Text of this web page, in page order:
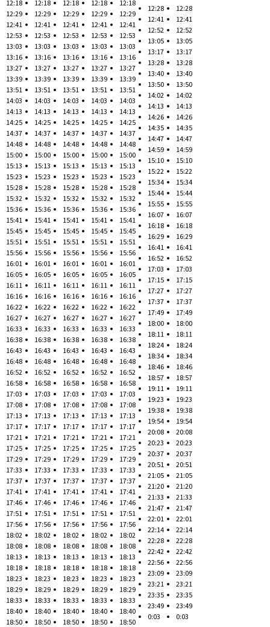
12:18
12:29
12:41
12:53
13:03
13:16
13:27
13:39
13:51
14:03
14:13
14:25
14:37
14:48
15:00
15:13
15:23
15:28
15:32
15:36
15:41
15:45
15:51
15:56
16:01
16:05
16:11
16:16
16:22
16:27
16:33
16:38
16:43
16:48
16:52
16:58
17:03
17:08
17:13
17:17
17:21
17:25
17:29
17:33
17:37
17:41
17:46
17:51
17:56
18:02
18:08
18:13
18:18
18:23
18:29
18:33
18:40
18:50
12:18
12:29
12:41
12:53
13:03
13:16
13:27
13:39
13:51
14:03
14:13
14:25
14:37
14:48
15:00
15:13
15:23
15:28
15:32
15:36
15:41
15:45
15:51
15:56
16:01
16:05
16:11
16:16
16:22
16:27
16:33
16:38
16:43
16:48
16:52
16:58
17:03
17:08
17:13
17:17
17:21
17:25
17:29
17:33
17:37
17:41
17:46
17:51
17:56
18:02
18:08
18:13
18:18
18:23
18:29
18:33
18:40
18:50
12:18
12:29
12:41
12:53
13:03
13:16
13:27
13:39
13:51
14:03
14:13
14:25
14:37
14:48
15:00
15:13
15:23
15:28
15:32
15:36
15:41
15:45
15:51
15:56
16:01
16:05
16:11
16:16
16:22
16:27
16:33
16:38
16:43
16:48
16:52
16:58
17:03
17:08
17:13
17:17
17:21
17:25
17:29
17:33
17:37
17:41
17:46
17:51
17:56
18:02
18:08
18:13
18:18
18:23
18:29
18:33
18:40
18:50
12:18
12:29
12:41
12:53
13:03
13:16
13:27
13:39
13:51
14:03
14:13
14:25
14:37
14:48
15:00
15:13
15:23
15:28
15:32
15:36
15:41
15:45
15:51
15:56
16:01
16:05
16:11
16:16
16:22
16:27
16:33
16:38
16:43
16:48
16:52
16:58
17:03
17:08
17:13
17:17
17:21
17:25
17:29
17:33
17:37
17:41
17:46
17:51
17:56
18:02
18:08
18:13
18:18
18:23
18:29
18:33
18:40
18:50
12:18
12:29
12:41
12:53
13:03
13:16
13:27
13:39
13:51
14:03
14:13
14:25
14:37
14:48
15:00
15:13
15:23
15:28
15:32
15:36
15:41
15:45
15:51
15:56
16:01
16:05
16:11
16:16
16:22
16:27
16:33
16:38
16:43
16:48
16:52
16:58
17:03
17:08
17:13
17:17
17:21
17:25
17:29
17:33
17:37
17:41
17:46
17:51
17:56
18:02
18:08
18:13
18:18
18:23
18:29
18:33
18:40
18:50
12:28
12:41
12:52
13:05
13:17
13:28
13:40
13:50
14:02
14:13
14:26
14:35
14:47
14:59
15:10
15:22
15:34
15:44
15:55
16:07
16:18
16:29
16:41
16:52
17:03
17:15
17:27
17:37
17:49
18:00
18:11
18:24
18:34
18:46
18:57
19:11
19:23
19:38
19:54
20:08
20:23
20:37
20:51
21:05
21:20
21:33
21:47
22:01
22:14
22:28
22:42
22:56
23:09
23:21
23:35
23:49
0:03
12:28
12:41
12:52
13:05
13:17
13:28
13:40
13:50
14:02
14:13
14:26
14:35
14:47
14:59
15:10
15:22
15:34
15:44
15:55
16:07
16:18
16:29
16:41
16:52
17:03
17:15
17:27
17:37
17:49
18:00
18:11
18:24
18:34
18:46
18:57
19:11
19:23
19:38
19:54
20:08
20:23
20:37
20:51
21:05
21:20
21:33
21:47
22:01
22:14
22:28
22:42
22:56
23:09
23:21
23:35
23:49
0:03